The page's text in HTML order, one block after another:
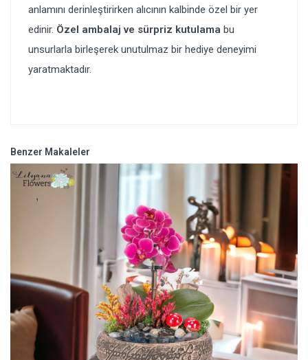
anlamını derinleştirirken alıcının kalbinde özel bir yer
edinir. Özel ambalaj ve sürpriz kutulama bu
unsurlarla birleşerek unutulmaz bir hediye deneyimi
yaratmaktadır.
Benzer Makaleler